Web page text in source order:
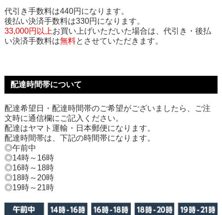
代引き手数料は440円になります。
後払い決済手数料は330円になります。
33,000円以上お買い上げいただいた場合は、代引き・後払
い決済手数料は無料とさせていただきます。
配達時間帯について
配達希望日・配達時間帯のご希望がございましたら、ご注
文時に通信欄にご記入ください。
配達はヤマト運輸・日本郵便になります。
配達時間帯は、下記の時間帯になります。
◎午前中
◎14時～16時
◎16時～18時
◎18時～20時
◎19時～21時